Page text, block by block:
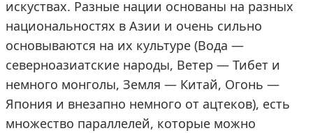
искуствах. Разные нации основаны на разных
национальностях в Азии и очень сильно
основываются на их культуре (Вода —
северноазиатские народы, Ветер — Тибет и
немного монголы, Земля — Китай, Огонь —
Япония и внезапно немного от ацтеков), есть
множество параллелей, которые можно